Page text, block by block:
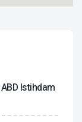
Istihdam